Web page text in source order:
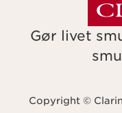
Gør livet
Copyright ©